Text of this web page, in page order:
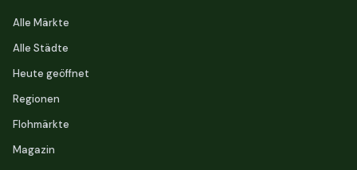
Alle Märkte
Alle Städte
Heute geöffnet
Regionen
Flohmärkte
Magazin